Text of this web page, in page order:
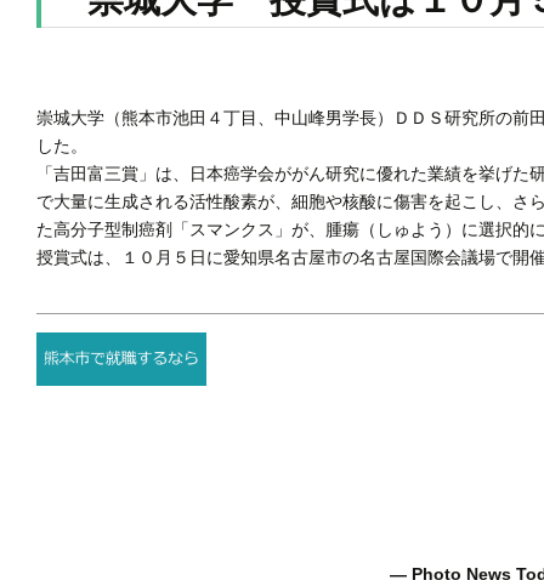
崇城大学（熊本市池田４丁目、中山峰男学長）ＤＤＳ研究所の
した。
「吉田富三賞」は、日本癌学会ががん研究に優れた業績を挙げ
で大量に生成される活性酸素が、細胞や核酸に傷害を起こし、
た高分子型制癌剤「スマンクス」が、腫瘍（しゅよう）に選択
授賞式は、１０月５日に愛知県名古屋市の名古屋国際会議場で開
― Photo News